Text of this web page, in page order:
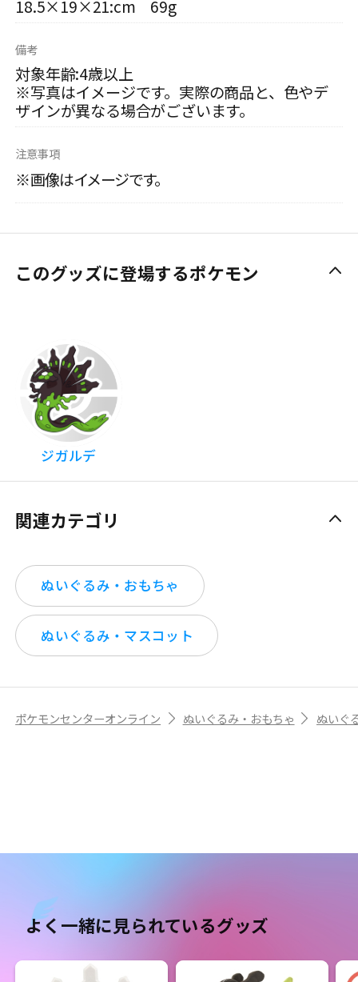
18.5×19×21:cm 69g
備考
対象年齢:4歳以上
※写真はイメージです。実際の商品と、色やデ
ザインが異なる場合がございます。
注意事項
※画像はイメージです。
このグッズに登場するポケモン
ジガルデ
関連カテゴリ
ぬいぐるみ・おもちゃ
ぬいぐるみ・マスコット
ポケモンセンターオンライン ぬいぐるみ・おもちゃ ぬいぐ
よく一緒に見られているグッズ